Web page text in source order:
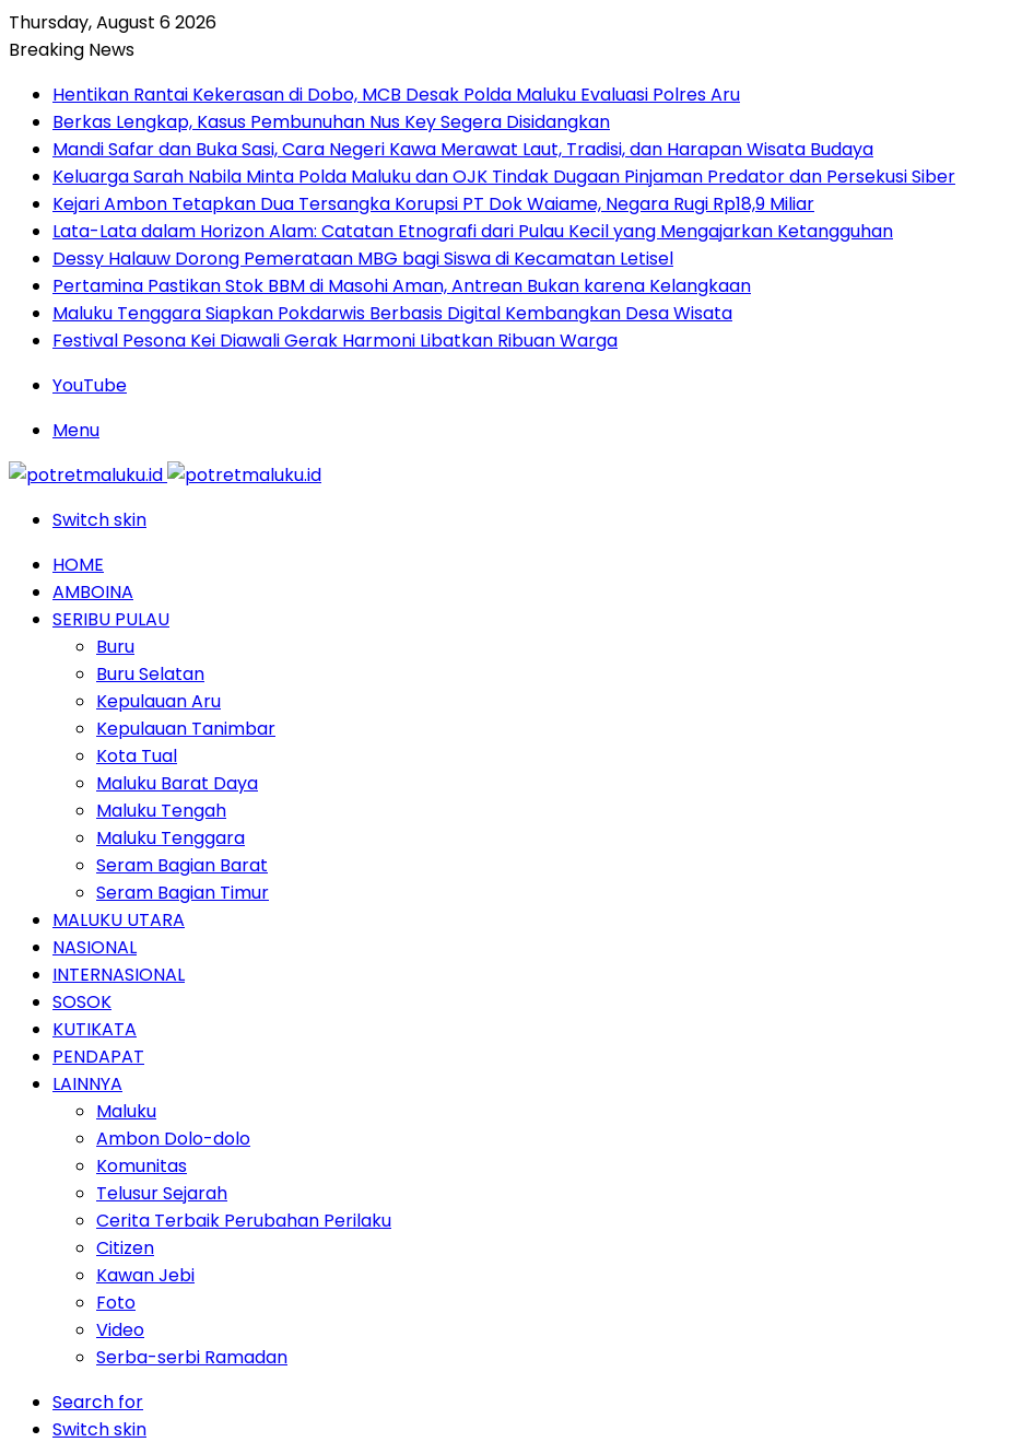
Thursday, August 6 2026
Breaking News
Hentikan Rantai Kekerasan di Dobo, MCB Desak Polda Maluku Evaluasi Polres Aru
Berkas Lengkap, Kasus Pembunuhan Nus Key Segera Disidangkan
Mandi Safar dan Buka Sasi, Cara Negeri Kawa Merawat Laut, Tradisi, dan Harapan Wisata Budaya
Keluarga Sarah Nabila Minta Polda Maluku dan OJK Tindak Dugaan Pinjaman Predator dan Persekusi Siber
Kejari Ambon Tetapkan Dua Tersangka Korupsi PT Dok Waiame, Negara Rugi Rp18,9 Miliar
Lata-Lata dalam Horizon Alam: Catatan Etnografi dari Pulau Kecil yang Mengajarkan Ketangguhan
Dessy Halauw Dorong Pemerataan MBG bagi Siswa di Kecamatan Letisel
Pertamina Pastikan Stok BBM di Masohi Aman, Antrean Bukan karena Kelangkaan
Maluku Tenggara Siapkan Pokdarwis Berbasis Digital Kembangkan Desa Wisata
Festival Pesona Kei Diawali Gerak Harmoni Libatkan Ribuan Warga
YouTube
Menu
Switch skin
HOME
AMBOINA
SERIBU PULAU
Buru
Buru Selatan
Kepulauan Aru
Kepulauan Tanimbar
Kota Tual
Maluku Barat Daya
Maluku Tengah
Maluku Tenggara
Seram Bagian Barat
Seram Bagian Timur
MALUKU UTARA
NASIONAL
INTERNASIONAL
SOSOK
KUTIKATA
PENDAPAT
LAINNYA
Maluku
Ambon Dolo-dolo
Komunitas
Telusur Sejarah
Cerita Terbaik Perubahan Perilaku
Citizen
Kawan Jebi
Foto
Video
Serba-serbi Ramadan
Search for
Switch skin